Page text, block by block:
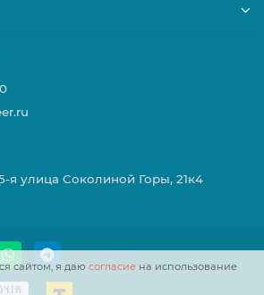
сайтом, я даю согласие на использование
я улица Соколиной Горы, 21к4